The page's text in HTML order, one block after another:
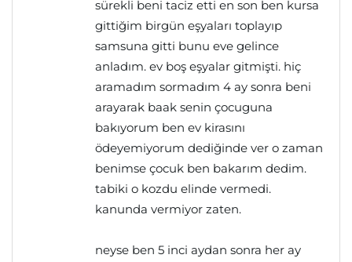
sürekli beni taciz etti en son ben kursa
gittiğim birgün eşyaları toplayıp
samsuna gitti bunu eve gelince
anladım. ev boş eşyalar gitmişti. hiç
aramadım sormadım 4 ay sonra beni
arayarak baak senin çocuguna
bakıyorum ben ev kirasını
ödeyemiyorum dediğinde ver o zaman
benimse çocuk ben bakarım dedim.
tabiki o kozdu elinde vermedi.
kanunda vermiyor zaten.
neyse ben 5 inci aydan sonra her ay